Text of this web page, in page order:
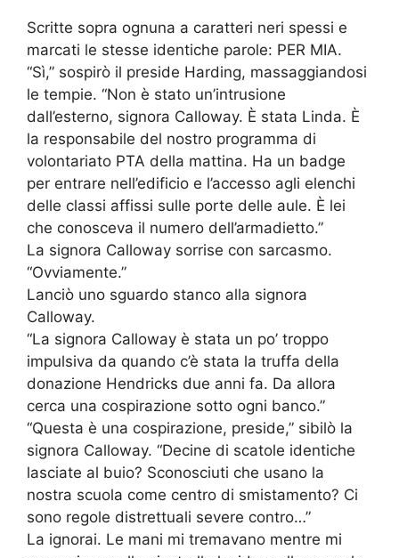
Scritte sopra ognuna a caratteri neri spessi e
marcati le stesse identiche parole: PER MIA.
“Sì,” sospirò il preside Harding, massaggiandosi
le tempie. “Non è stato un’intrusione
dall’esterno, signora Calloway. È stata Linda. È
la responsabile del nostro programma di
volontariato PTA della mattina. Ha un badge
per entrare nell’edificio e l’accesso agli elenchi
delle classi affissi sulle porte delle aule. È lei
che conosceva il numero dell’armadietto.”
La signora Calloway sorrise con sarcasmo.
“Ovviamente.”
Lanciò uno sguardo stanco alla signora
Calloway.
“La signora Calloway è stata un po’ troppo
impulsiva da quando c’è stata la truffa della
donazione Hendricks due anni fa. Da allora
cerca una cospirazione sotto ogni banco.”
“Questa è una cospirazione, preside,” sibilò la
signora Calloway. “Decine di scatole identiche
lasciate al buio? Sconosciuti che usano la
nostra scuola come centro di smistamento? Ci
sono regole distrettuali severe contro…”
La ignorai. Le mani mi tremavano mentre mi